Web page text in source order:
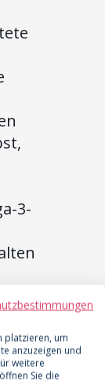
3-
die
platzieren, um
anzuzeigen und
weitere
Sie die